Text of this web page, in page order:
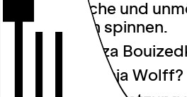
neue mögliche und
Erzählungen spinnen.
Wer ist Aziza
Wer ist Svenja Wolff?